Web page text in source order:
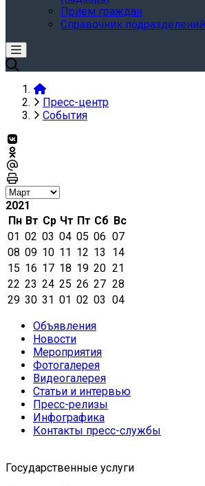
Прием граждан
Справочник подразделений
Пресс-центр
События
2021
Пн Вт Ср Чт Пт Сб Вс
01 02 03 04 05 06 07
08 09 10 11 12 13
14
15 16 17 18 19 20 21
22 23 24 25 26 27 28
29 30 31 01 02 03 04
Объявления
Новости
Мероприятия
Фотогалерея
Видеогалерея
Статьи и интервью
Пресс-релизы
Инфографика
Контакты пресс-службы
Государственные услуги